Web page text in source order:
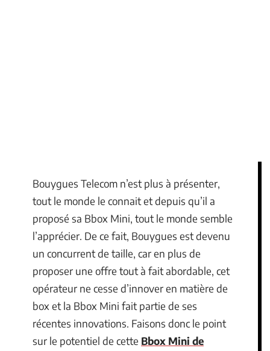
Bouygues Telecom n’est plus à présenter,
tout le monde le connait et depuis qu’il a
proposé sa Bbox Mini, tout le monde semble
l’apprécier. De ce fait, Bouygues est devenu
un concurrent de taille, car en plus de
proposer une offre tout à fait abordable, cet
opérateur ne cesse d’innover en matière de
box et la Bbox Mini fait partie de ses
récentes innovations. Faisons donc le point
sur le potentiel de cette Bbox Mini de